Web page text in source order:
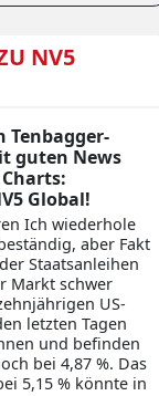
NV5
Tenbagger-
guten News
Global!
Ich wiederhole
aber Fakt
Staatsanleihen
Markt schwer
US-
letzten Tagen
und befinden
bei 4,87 %. Das
5,15 % könnte in